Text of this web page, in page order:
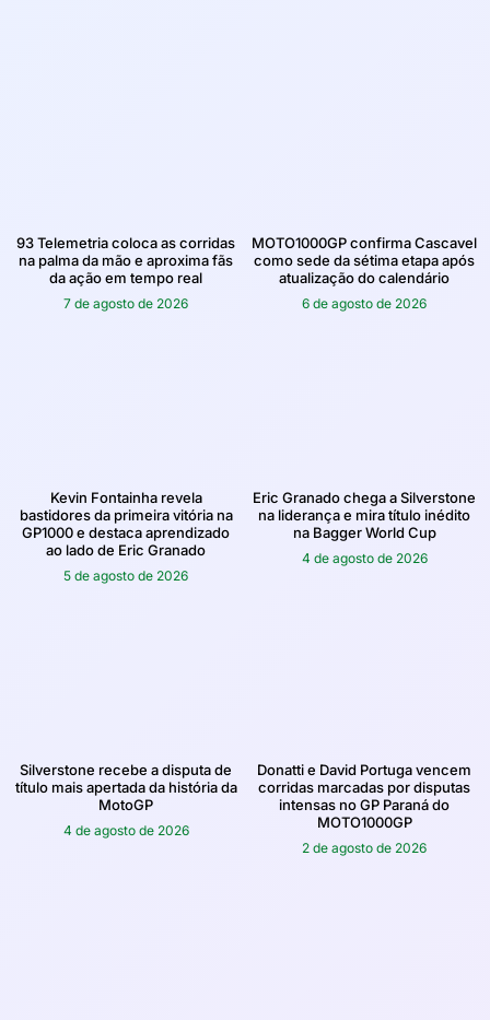
93 Telemetria coloca as corridas
na palma da mão e aproxima fãs
da ação em tempo real
7 de agosto de 2026
MOTO1000GP confirma Cascavel
como sede da sétima etapa após
atualização do calendário
6 de agosto de 2026
Kevin Fontainha revela
bastidores da primeira vitória na
GP1000 e destaca aprendizado
ao lado de Eric Granado
5 de agosto de 2026
Eric Granado chega a Silverstone
na liderança e mira título inédito
na Bagger World Cup
4 de agosto de 2026
Silverstone recebe a disputa de
título mais apertada da história da
MotoGP
4 de agosto de 2026
Donatti e David Portuga vencem
corridas marcadas por disputas
intensas no GP Paraná do
MOTO1000GP
2 de agosto de 2026